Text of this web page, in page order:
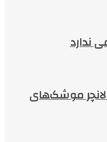
ندارد
لانچر موشک‌های